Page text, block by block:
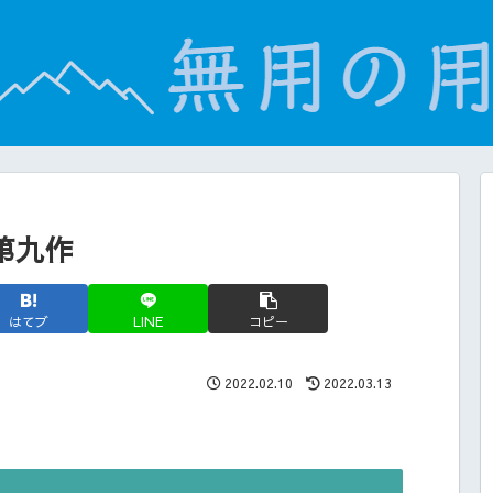
九作
はてブ LINE コピー
2022.02.10 2022.03.13